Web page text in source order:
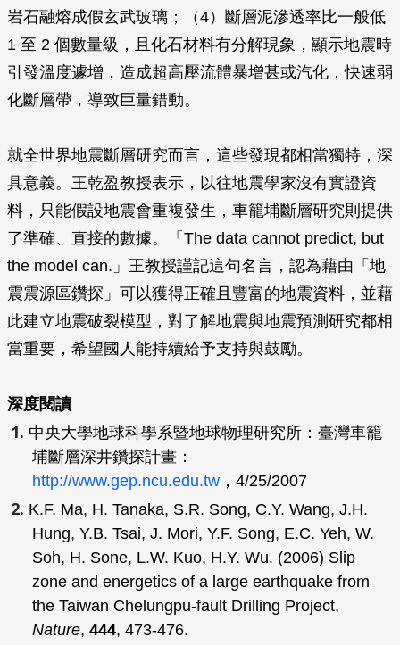
岩石融熔成假玄武玻璃；（4）斷層泥滲透率比一般低
1 至 2 個數量級，且化石材料有分解現象，顯示地震時
引發溫度遽增，造成超高壓流體暴增甚或汽化，快速弱
化斷層帶，導致巨量錯動。
就全世界地震斷層研究而言，這些發現都相當獨特，深
具意義。王乾盈教授表示，以往地震學家沒有實證資
料，只能假設地震會重複發生，車籠埔斷層研究則提供
了準確、直接的數據。「The data cannot predict, but
the model can.」王教授謹記這句名言，認為藉由「地
震震源區鑽探」可以獲得正確且豐富的地震資料，並藉
此建立地震破裂模型，對了解地震與地震預測研究都相
當重要，希望國人能持續給予支持與鼓勵。
深度閱讀
中央大學地球科學系暨地球物理研究所：臺灣車籠
埔斷層深井鑽探計畫：
http://www.gep.ncu.edu.tw ，4/25/2007
K.F. Ma, H. Tanaka, S.R. Song, C.Y. Wang, J.H.
Hung, Y.B. Tsai, J. Mori, Y.F. Song, E.C. Yeh, W.
Soh, H. Sone, L.W. Kuo, H.Y. Wu. (2006) Slip
zone and energetics of a large earthquake from
the Taiwan Chelungpu-fault Drilling Project,
Nature, 444, 473-476.